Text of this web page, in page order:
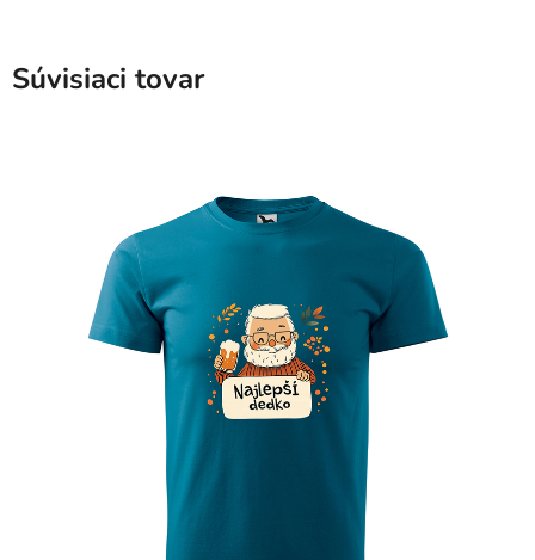
Súvisiaci tovar